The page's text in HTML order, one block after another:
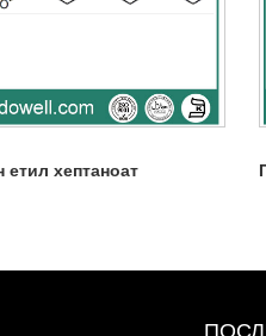
етил хептаноат